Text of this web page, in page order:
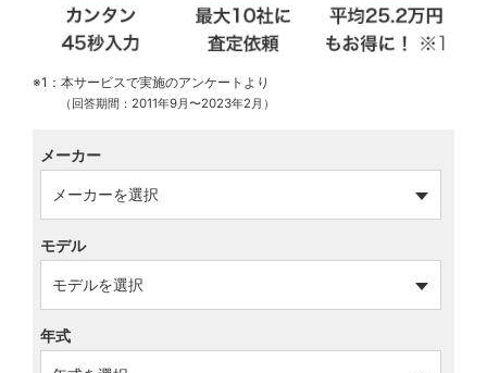
※1：本サービスで実施のアンケートより
（回答期間：2011年9月〜2023年2月）
メーカー
モデル
年式